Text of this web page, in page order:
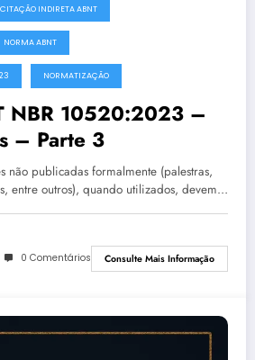
CITAÇÃO INDIRETA ABNT
NORMA ABNT
NORMATIZAÇÃO
NBR 10520:2023 –
– Parte 3
não publicadas formalmente (palestras,
entre outros), quando utilizados, devem…
0 Comentários Consulte Mais Informação